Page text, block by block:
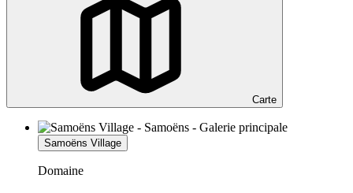
Carte
Samoëns Village
Domaine